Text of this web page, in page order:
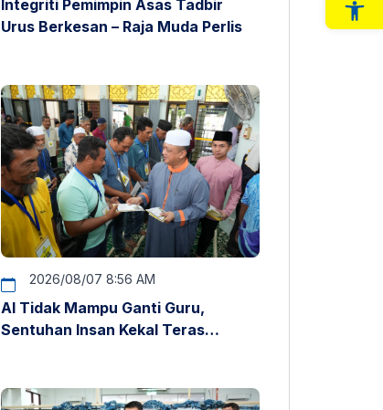
Integriti Pemimpin Asas Tadbir
Urus Berkesan – Raja Muda Perlis
2026/08/07 8:56 AM
AI Tidak Mampu Ganti Guru,
Sentuhan Insan Kekal Teras